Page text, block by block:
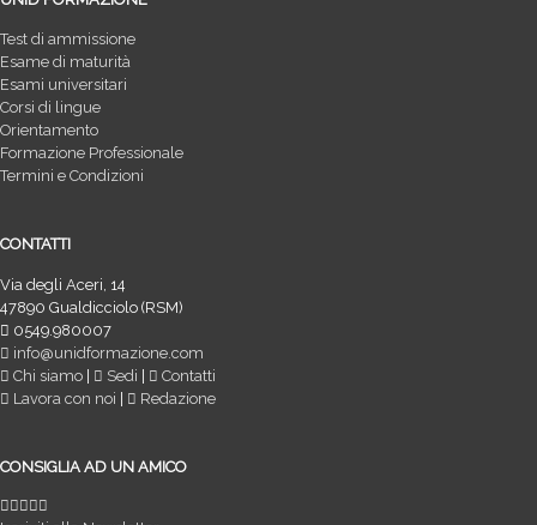
Test di ammissione
Esame di maturità
Esami universitari
Corsi di lingue
Orientamento
Formazione Professionale
Termini e Condizioni
CONTATTI
Via degli Aceri, 14
47890 Gualdicciolo (RSM)
0549.980007
info@unidformazione.com
Chi siamo
Sedi
Contatti
Lavora con noi
Redazione
CONSIGLIA AD UN AMICO